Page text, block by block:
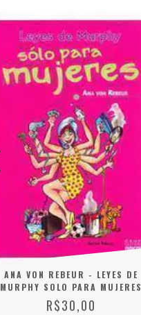
ANA VON REBEUR - LEYES DE
MURPHY SOLO PARA MUJERES
R$30,00